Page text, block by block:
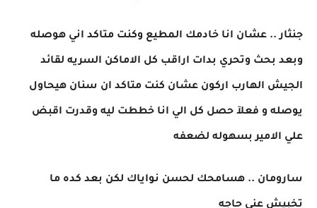
جنثار .. عشان انا خادمك المطيع وكنت متاكد اني هوصله
وبعد بحث وتحري بدات اراقب كل الاماكن السريه لقائد
الجيش الهارب اركون عشان كنت متاكد ان سنان هيحاول
يوصله و فعلآ حصل كل الي انا خططت ليه وقدرت اقبض
علي الامير بسهوله لضعفه
سارومان .. هسامحك لحسن نواياك لكن بعد كده ما
تخبيش عني حاجه